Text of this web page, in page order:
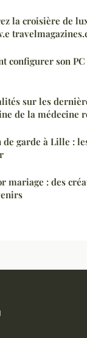
la croisière de
configurer son
sur les
de la médecine
de garde à Lille :
mariage : des